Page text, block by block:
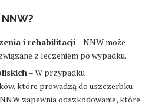
i rehabilitacji– NNW może
z leczeniem po wypadku.
– W przypadku
które prowadzą do uszczerbku
zapewnia odszkodowanie, które